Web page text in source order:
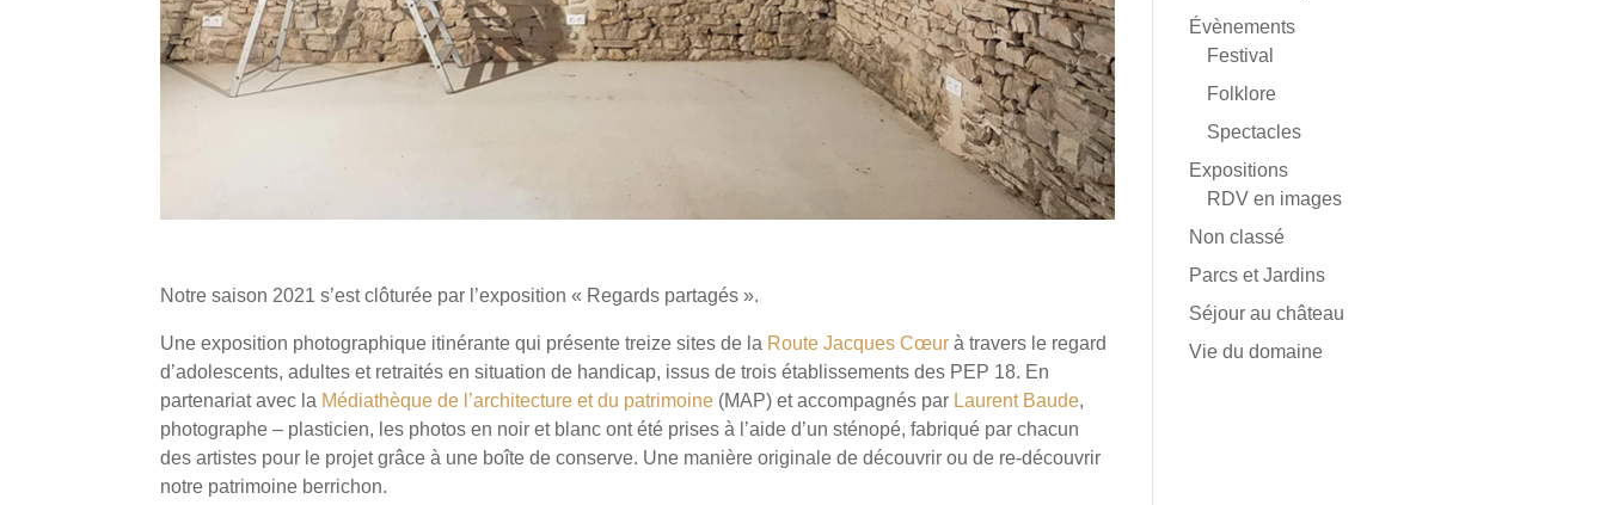
Notre saison 2021 s’est clôturée par l’exposition « Regards partagés ».
Une exposition photographique itinérante qui présente treize sites de la Route Jacques Cœur à travers le regard
d’adolescents, adultes et retraités en situation de handicap, issus de trois établissements des PEP 18. En
partenariat avec la Médiathèque de l’architecture et du patrimoine (MAP) et accompagnés par Laurent Baude,
photographe – plasticien, les photos en noir et blanc ont été prises à l’aide d’un sténopé, fabriqué par chacun
des artistes pour le projet grâce à une boîte de conserve. Une manière originale de découvrir ou de re-découvrir
notre patrimoine berrichon.
Évènements
Festival
Folklore
Spectacles
Expositions
RDV en images
Non classé
Parcs et Jardins
Séjour au château
Vie du domaine